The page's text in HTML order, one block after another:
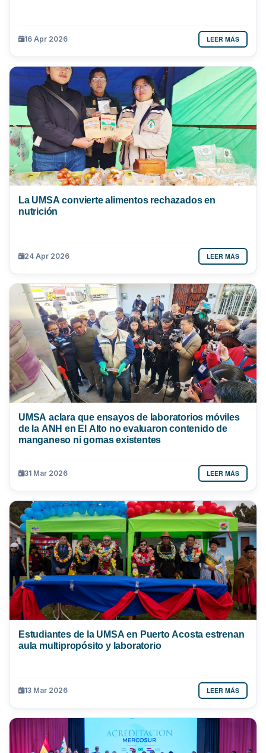
16 Apr 2026 LEER MÁS
La UMSA convierte alimentos rechazados en
nutrición
24 Apr 2026 LEER MÁS
UMSA aclara que ensayos de laboratorios móviles
de la ANH en El Alto no evaluaron contenido de
manganeso ni gomas existentes
31 Mar 2026 LEER MÁS
Estudiantes de la UMSA en Puerto Acosta estrenan
aula multipropósito y laboratorio
13 Mar 2026 LEER MÁS